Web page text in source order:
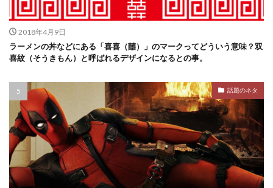
2018年4月9日
ラーメンの丼などにある「喜喜（囍）」のマークってどういう意味？双
喜紋（そうきもん）と呼ばれるデザインになるとの事。
話題のネタ